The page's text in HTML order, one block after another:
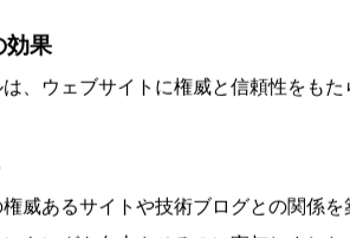
サイトの画像とスクリプトを効果的
ユーザーのサイト体験が向上し、離脱